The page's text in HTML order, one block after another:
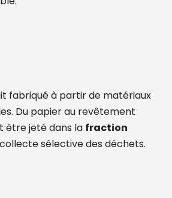
fabriqué à partir de matériaux
Du papier au revêtement
être jeté dans la fraction
collecte sélective des déchets.